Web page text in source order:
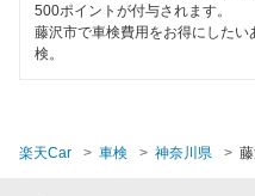
500ポイントが付与されます。
藤沢市で車検費用をお得にした
検。
楽天Car 車検 神奈川県